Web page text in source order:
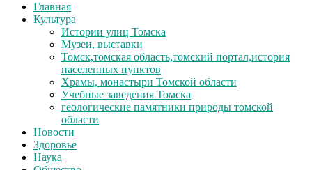
Главная
Культура
Истории улиц Томска
Музеи, выставки
Томск,томская область,томский портал,история
населенных пунктов
Храмы, монастыри Томской области
Учебные заведения Томска
геологические памятники природы томской
области
Новости
Здоровье
Наука